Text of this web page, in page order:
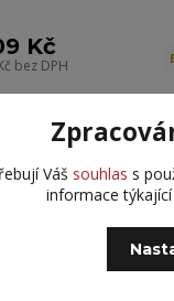
Kč
bez DPH
Přidat do
Váš souhlas s
informace